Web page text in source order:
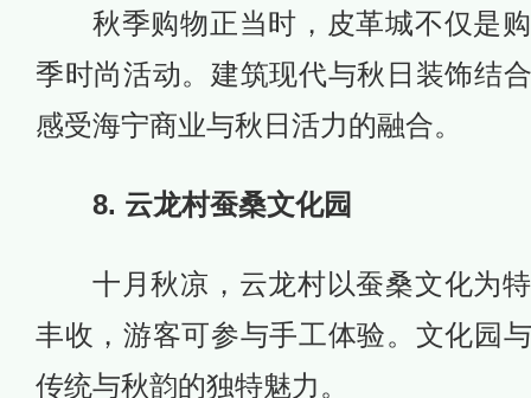
秋季购物正当时，皮革城不仅是
季时尚活动。建筑现代与秋日装饰结
感受海宁商业与秋日活力的融合。
8. 云龙村蚕桑文化园
十月秋凉，云龙村以蚕桑文化为
丰收，游客可参与手工体验。文化园
传统与秋韵的独特魅力。